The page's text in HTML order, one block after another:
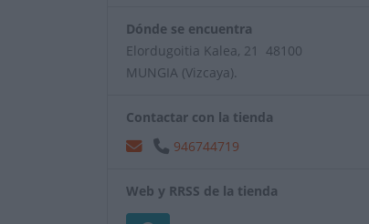
Dónde se encuentra
Elordugoitia Kalea, 21 48100
MUNGIA (Vizcaya).
Contactar con la tienda
946744719
Web y RRSS de la tienda